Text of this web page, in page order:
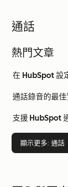
通話
熱門文章
在 HubSpot 設
通話錄音的最
支援 HubSpot
顯示更多: 通話